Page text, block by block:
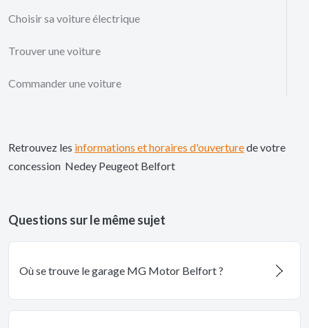
Choisir sa voiture électrique
Trouver une voiture
Commander une voiture
Retrouvez les informations et horaires d'ouverturede votre
concession Nedey Peugeot Belfort
Questions sur le même sujet
Où se trouve le garage MG Motor Belfort ?